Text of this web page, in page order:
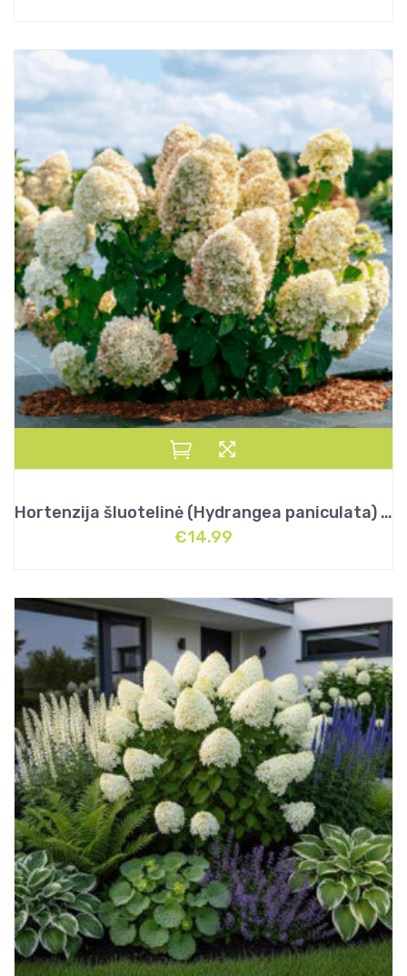
Hortenzija šluotelinė (Hydrangea paniculata) „Metalica”
€14.99